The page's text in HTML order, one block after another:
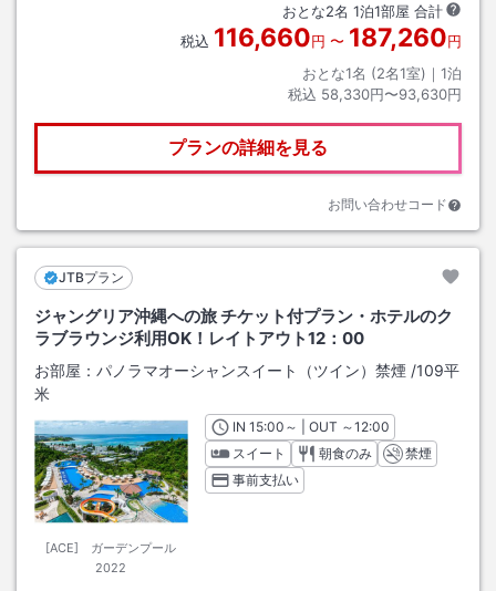
おとな2名 1泊1部屋 合計
税込 116,660円 〜 187,260円
おとな1名 (2名1室)｜ 1泊
税込 58,330円〜93,630円
プランの詳細を見る
お問い合わせコード
JTBプラン
ジャングリア沖縄への旅 チケット付プラン・ホテルのク
ラブラウンジ利用OK！レイトアウト12：00
お部屋： パノラマオーシャンスイート（ツイン）禁煙 /109平
米
[ACE] ガーデンプール
2022
INチェックイン
15:00 ～ | OUT チェックアウト
～12:00
スイート
朝食のみ
禁煙
事前支払い